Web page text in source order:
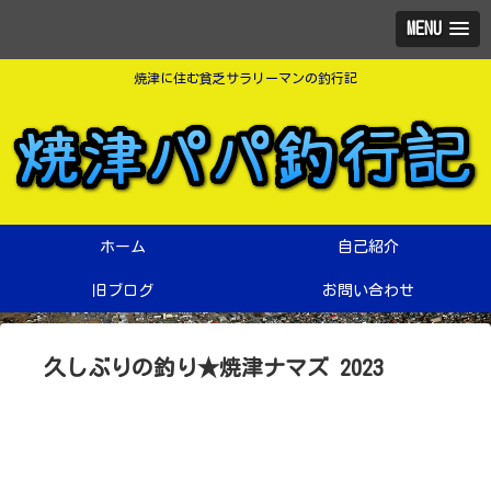
MENU
焼津に住む貧乏サラリーマンの釣行記
ホーム 自己紹介
旧ブログ お問い合わせ
久しぶりの釣り★焼津ナマズ 2023